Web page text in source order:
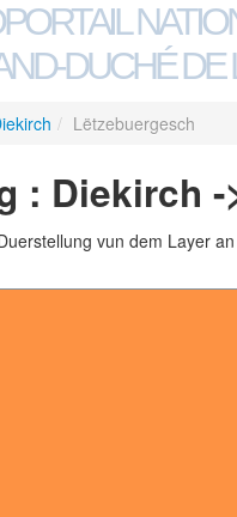
DUCHÉ
/ Lëtzebuergesch
: Diekirch
vun dem Layer